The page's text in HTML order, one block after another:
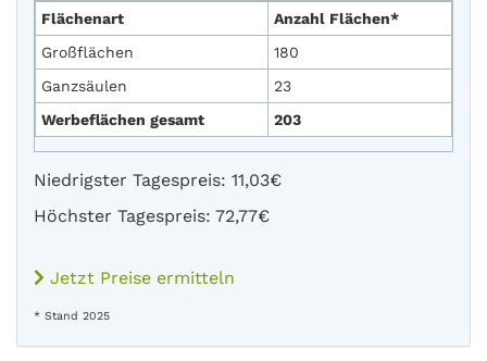
Flächenart
Anzahl Flächen*
Großflächen
180
Ganzsäulen
23
Werbeflächen gesamt
203
Niedrigster Tagespreis: 11,03€
Höchster Tagespreis: 72,77€
Jetzt Preise ermitteln
* Stand 2025